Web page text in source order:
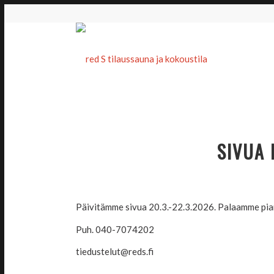
SIVUA
Päivitämme sivua 20.3.-22.3.2026. Palaamme
Puh. 040-7074202
tiedustelut@reds.fi